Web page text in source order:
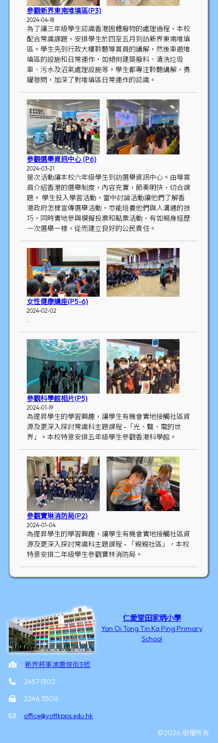
參觀新界東南堆填區(P3)
2024-04-18
為了讓三年級學生認識香港固體廢物的處理過程，本校
配合常識課題，安排學生於四至五月到訪新界東南堆填
區。學生先到行政大樓聆聽導賞員的講解，然後車遊堆
填區的設施和日常運作，如傾倒建築廢料、清洗垃圾
車、污水及沼氣處理設施等。學生都專注聆聽講解，勇
躍發問，加深了對堆填區日常運作的認識。
參觀選舉資訊中心 (P6)
2024-03-21
是次活動讓本校六年級學生到訪選舉資訊中心。由導賞
員介紹香港的選舉制度，內容充實，節奏明快，切合課
題。 學生投入學習活動，當中討論活動讓他們了解香
港政府怎樣宣傳選舉活動，亦能培養他們與人溝通的技
巧，同時實地參與模擬投票和點票活動，有如親身經歷
一次選舉一樣，從而建立良好的公民責任。
女性健康講座(P5-6)
2024-02-02
.
參觀科學館相片(P5)
2024-01-19
為提昇學生的學習興趣，讓學生有機會實地接觸社區資
源及更深入探討常識科主題課程 -「光、聲、電的世
界」。本校特意安排五年級學生參觀香港科學館。
參觀寶琳消防局(P2)
2024-01-04
為提昇學生的學習興趣，讓學生有機會實地接觸社區資
源及更深入探討常識科主題課程 - 「親親社區」，本校
特意安排二年級學生參觀寶林消防局。
仁愛堂田家炳小學
Yan Oi Tong Tin Ka Ping Primary
School
新界將軍澳唐俊街3號
2457 1302
2246 3506
office@yottkpps.edu.hk
©2026 版權所有